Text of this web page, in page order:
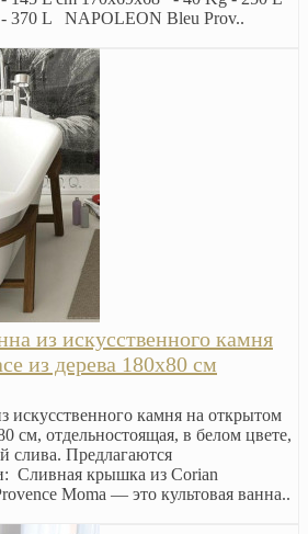
370 L NAPOLEON Bleu Prov..
из искусственного камня
из дерева 180х80 см
искусственного камня на открытом
см, отдельностоящая, в белом цвете,
слива. Предлагаются
Сливная крышка из Corian
Moma — это культовая ванна..